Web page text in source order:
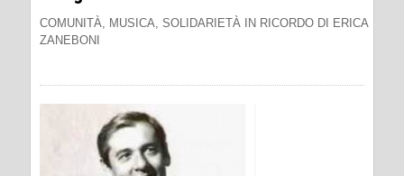
COMUNITÀ, MUSICA, SOLIDARIETÀ IN RICORDO DI ERICA
ZANEBONI